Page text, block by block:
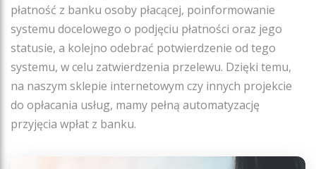
płatność z banku osoby płacącej, poinformowanie
systemu docelowego o podjęciu płatności oraz jego
statusie, a kolejno odebrać potwierdzenie od tego
systemu, w celu zatwierdzenia przelewu. Dzięki temu,
na naszym sklepie internetowym czy innych projekcie
do opłacania usług, mamy pełną automatyzację
przyjęcia wpłat z banku.